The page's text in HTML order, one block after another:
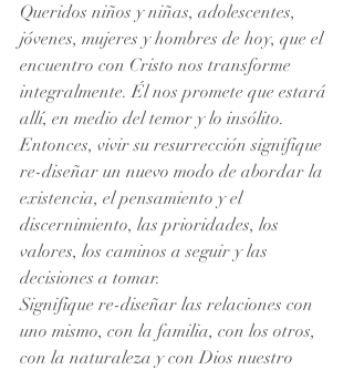
Queridos niños y niñas, adolescentes,
jóvenes, mujeres y hombres de hoy, que el
encuentro con Cristo nos transforme
integralmente. Él nos promete que estará
allí, en medio del temor y lo insólito.
Entonces, vivir su resurrección signifique
re-diseñar un nuevo modo de abordar la
existencia, el pensamiento y el
discernimiento, las prioridades, los
valores, los caminos a seguir y las
decisiones a tomar.
Signifique re-diseñar las relaciones con
uno mismo, con la familia, con los otros,
con la naturaleza y con Dios nuestro